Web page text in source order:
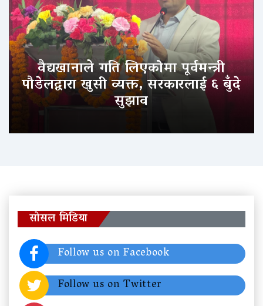
वैद्यखानाले गति लिएकोमा पूर्वमन्त्री
पौडेलद्वारा खुसी व्यक्त, सरकारलाई ६ बुँदे
सुझाव
सोसल मिडिया
Follow us on Facebook
Follow us on Twitter